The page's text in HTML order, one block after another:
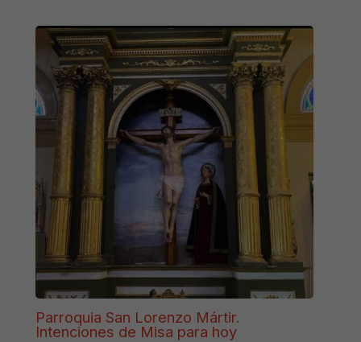
Parroquia San Lorenzo Mártir.
Intenciones de Misa para hoy